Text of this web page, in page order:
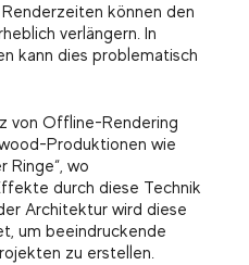
Renderzeiten können den
verlängern. In
kann dies problematisch
von Offline-Rendering
Produktionen wie
Ringe“, wo
durch diese Technik
Architektur wird diese
um beeindruckende
zu erstellen.